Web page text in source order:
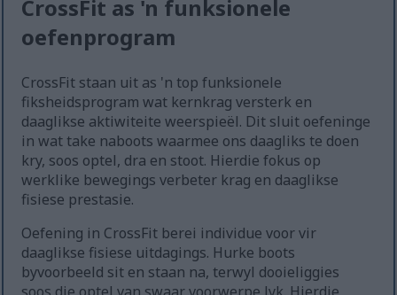
CrossFit as 'n funksionele
oefenprogram
CrossFit staan uit as 'n top funksionele
fiksheidsprogram wat kernkrag versterk en
daaglikse aktiwiteite weerspieël. Dit sluit oefeninge
in wat take naboots waarmee ons daagliks te doen
kry, soos optel, dra en stoot. Hierdie fokus op
werklike bewegings verbeter krag en daaglikse
fisiese prestasie.
Oefening in CrossFit berei individue voor vir
daaglikse fisiese uitdagings. Hurke boots
byvoorbeeld sit en staan na, terwyl dooieliggies